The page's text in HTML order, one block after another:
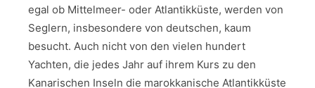
egal ob Mittelmeer- oder Atlantikküste, werden von
Seglern, insbesondere von deutschen, kaum
besucht. Auch nicht von den vielen hundert
Yachten, die jedes Jahr auf ihrem Kurs zu den
Kanarischen Inseln die marokkanische Atlantikküste